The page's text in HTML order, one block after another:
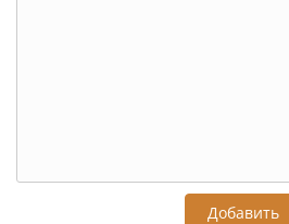
Добавить